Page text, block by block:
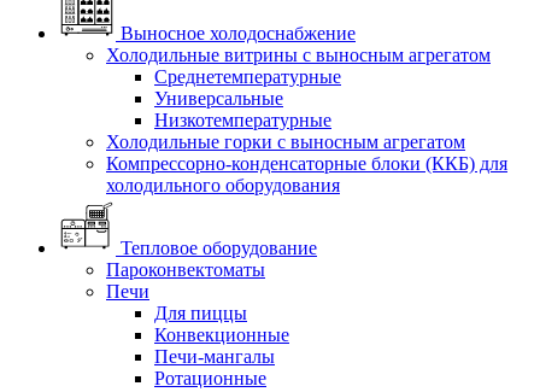
Выносное холодоснабжение
Холодильные витрины с выносным агрегатом
Среднетемпературные
Универсальные
Низкотемпературные
Холодильные горки с выносным агрегатом
Компрессорно-конденсаторные блоки (ККБ) для
холодильного оборудования
Тепловое оборудование
Пароконвектоматы
Печи
Для пиццы
Конвекционные
Печи-мангалы
Ротационные